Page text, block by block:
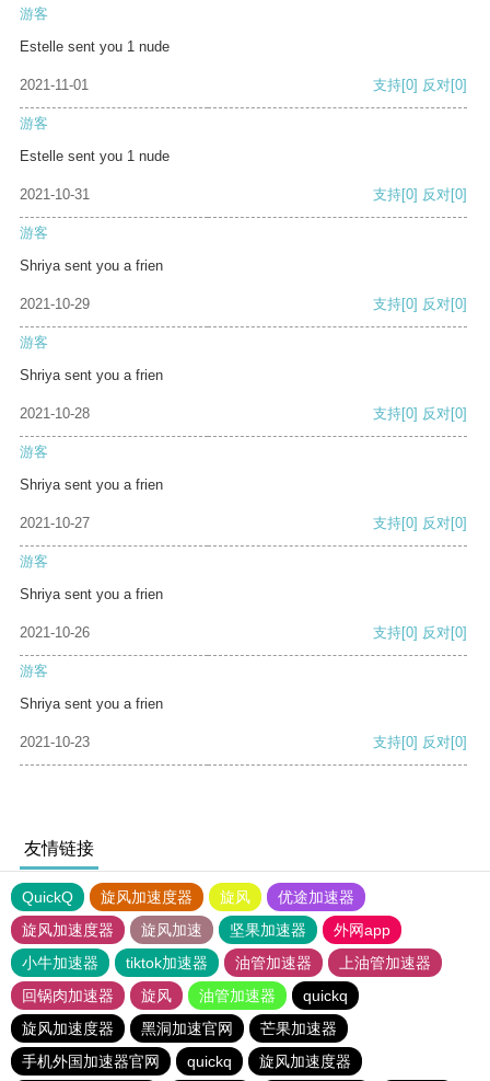
游客
Estelle sent you 1 nude
2021-11-01 支持[0] 反对[0]
游客
Estelle sent you 1 nude
2021-10-31 支持[0] 反对[0]
游客
Shriya sent you a frien
2021-10-29 支持[0] 反对[0]
游客
Shriya sent you a frien
2021-10-28 支持[0] 反对[0]
游客
Shriya sent you a frien
2021-10-27 支持[0] 反对[0]
游客
Shriya sent you a frien
2021-10-26 支持[0] 反对[0]
游客
Shriya sent you a frien
2021-10-23 支持[0] 反对[0]
友情链接
QuickQ 旋风加速度器 旋风
优途加速器
旋风加速度器
旋风加速 坚果加速器
外网app
小牛加速器
tiktok加速器 油管加速器
上油管加速器
回锅肉加速器
旋风 油管加速器
quickq
旋风加速度器
黑洞加速官网
芒果加速器
手机外国加速器官网
quickq 旋风加速度器